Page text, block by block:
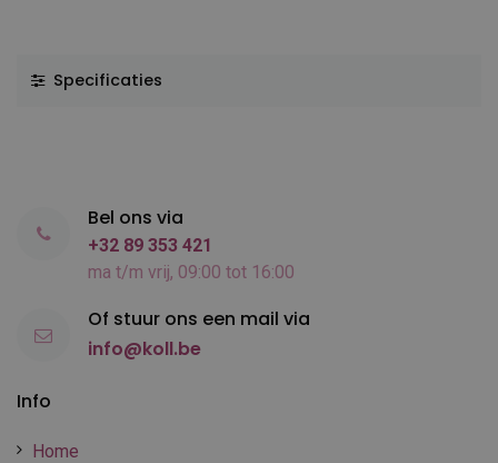
Specificaties
Info
Home
Bel ons via
+32 89 353 421
ma t/m vrij, 09:00 tot 16:00
Of stuur ons een mail via
info@koll.be